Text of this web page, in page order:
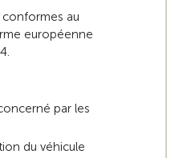
au
européenne
par les
du véhicule